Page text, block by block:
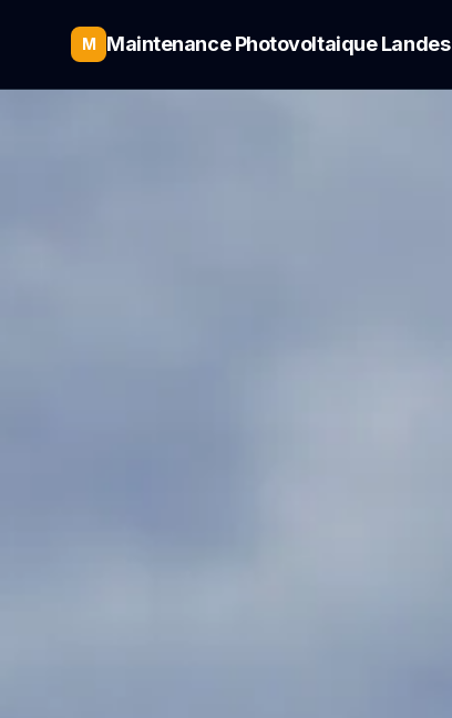
M Maintenance Photovoltaique Landes